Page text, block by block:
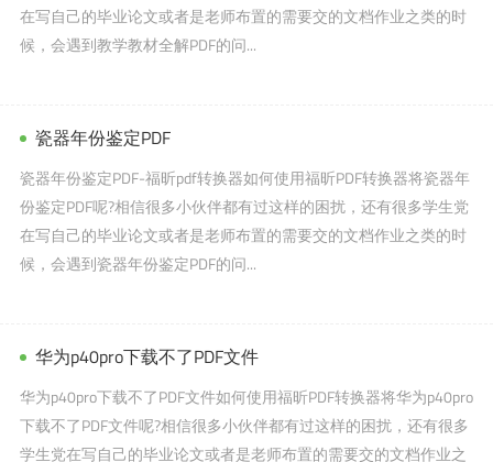
在写自己的毕业论文或者是老师布置的需要交的文档作业之类的时
候，会遇到教学教材全解PDF的问...
瓷器年份鉴定PDF
瓷器年份鉴定PDF-福昕pdf转换器如何使用福昕PDF转换器将瓷器年
份鉴定PDF呢?相信很多小伙伴都有过这样的困扰，还有很多学生党
在写自己的毕业论文或者是老师布置的需要交的文档作业之类的时
候，会遇到瓷器年份鉴定PDF的问...
华为p40pro下载不了PDF文件
华为p40pro下载不了PDF文件如何使用福昕PDF转换器将华为p40pro
下载不了PDF文件呢?相信很多小伙伴都有过这样的困扰，还有很多
学生党在写自己的毕业论文或者是老师布置的需要交的文档作业之